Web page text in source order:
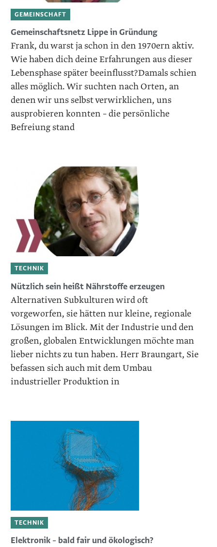
GEMEINSCHAFT
Gemeinschaftsnetz Lippe in Gründung
Frank, du warst ja schon in den 1970ern aktiv.
Wie haben dich deine Erfahrungen aus dieser
Lebensphase später beeinflusst?Damals schien
alles möglich. Wir suchten nach Orten, an
denen wir uns selbst verwirklichen, uns
ausprobieren konnten – die persönliche
Befreiung stand
TECHNIK
Nützlich sein heißt Nährstoffe erzeugen
Alternativen Subkulturen wird oft
vorgeworfen, sie hätten nur kleine, regionale
Lösungen im Blick. Mit der Industrie und den
großen, globalen Entwicklungen möchte man
lieber nichts zu tun haben. Herr Braungart, Sie
befassen sich auch mit dem Umbau
industrieller Produktion in
TECHNIK
Elektronik – bald fair und ökologisch?